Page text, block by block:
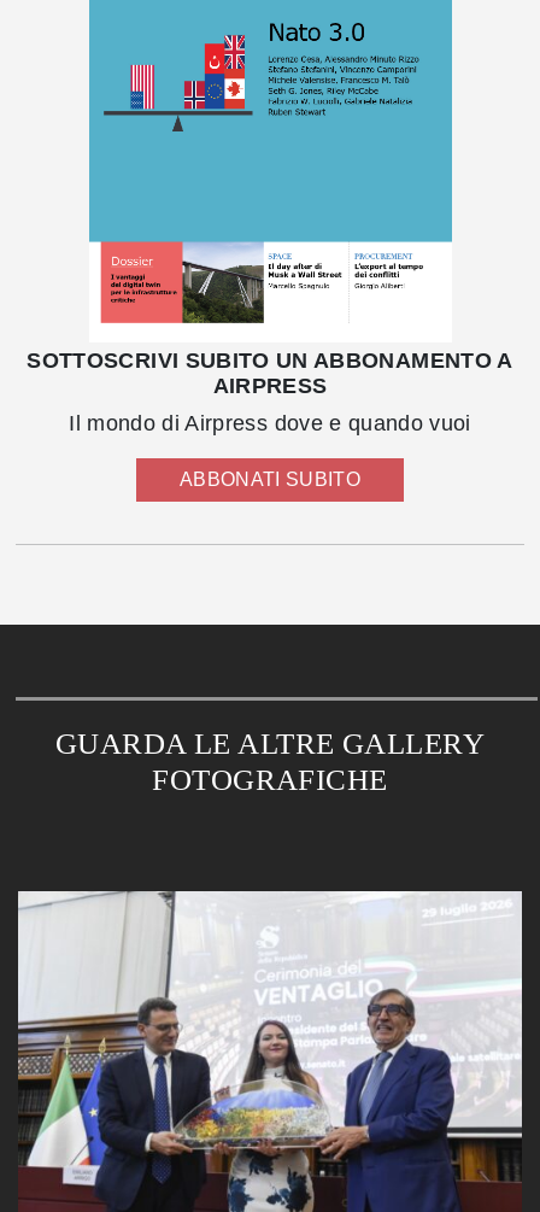
SOTTOSCRIVI SUBITO UN ABBONAMENTO A
AIRPRESS
Il mondo di Airpress dove e quando vuoi
ABBONATI SUBITO
GUARDA LE ALTRE GALLERY
FOTOGRAFICHE